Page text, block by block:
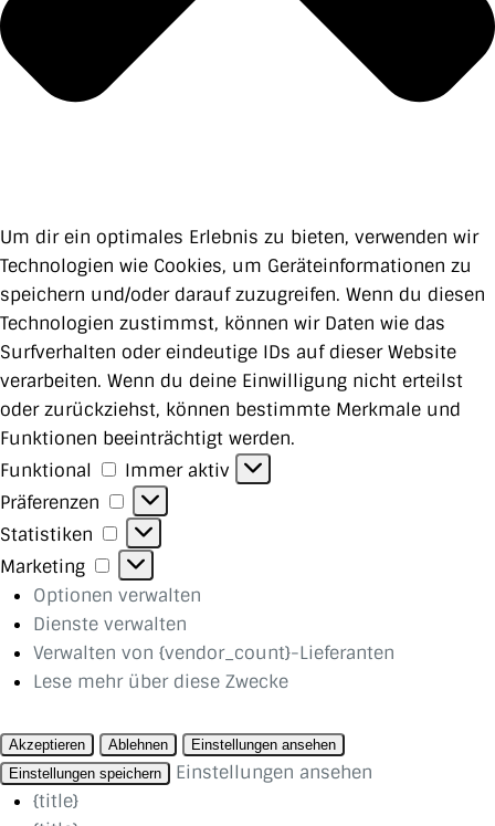
Um dir ein optimales Erlebnis zu bieten, verwenden wir
Technologien wie Cookies, um Geräteinformationen zu
speichern und/oder darauf zuzugreifen. Wenn du diesen
Technologien zustimmst, können wir Daten wie das
Surfverhalten oder eindeutige IDs auf dieser Website
verarbeiten. Wenn du deine Einwilligung nicht erteilst
oder zurückziehst, können bestimmte Merkmale und
Funktionen beeinträchtigt werden.
Funktional
Funktional
Immer aktiv
Präferenzen
Präferenzen
Statistiken
Statistiken
Marketing
Marketing
Optionen verwalten
Dienste verwalten
Verwalten von {vendor_count}-Lieferanten
Lese mehr über diese Zwecke
Akzeptieren Ablehnen
Einstellungen ansehen
Einstellungen speichern
Einstellungen ansehen
{title}